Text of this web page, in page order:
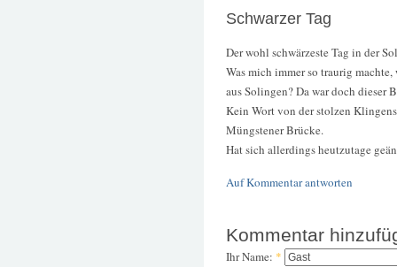
Schwarzer Tag
Der wohl schwärzeste Tag in der
Was mich immer so traurig
aus Solingen? Da war doch dieser
Kein Wort von der stolzen
Müngstener Brücke.
Hat sich allerdings heutzutage
Auf Kommentar antworten
Kommentar
Ihr Name: *